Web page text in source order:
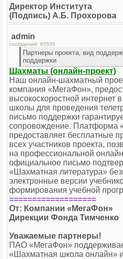
Директор Института
(Подпись) А.Б. Прохорова
admin
сообщений: 65535
Партнеры проекта, вид
поддержки
Шахматы (онлайн-проект)
Наш онлайн-шахматный
компания «МегаФон»,
высокоскоростной интернет
школы для проведения
письмо поддержки
сопровождение. Платформа
предоставляет бесплатные
всех участников проекта,
на профессиональной
официальное письмо
«Шахматная литература»
электронные версии
формирования учебной
===================
От: Компании «МегаФон»
Дирекции Фонда Тимченко
Уважаемые партнеры!
ПАО «МегаФон»
«Шахматная школа онлайн» и